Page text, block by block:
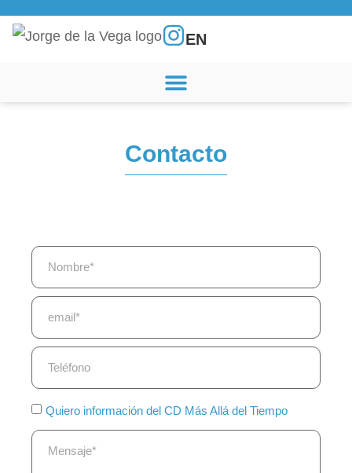
EN
Contacto
Quiero información del CD Más Allá del Tiempo